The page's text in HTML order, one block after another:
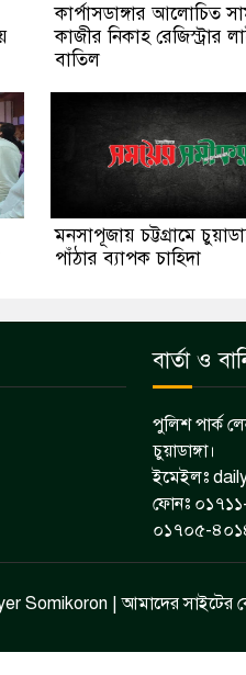
কার্পাসডাঙ্গার আলোচিত
কাজীর নিকাহ রেজিস্ট্রার
বাতিল
মনসাপূজায় চট্টগ্রামে
পাঁঠার ব্যাপক চাহিদা
বার্তা ও
পুলিশ পার্ক
চুয়াডাঙ্গা।
ইমেইলঃ
ফোনঃ
০১৭০৫-
Somikoron | আমাদের সাইটের